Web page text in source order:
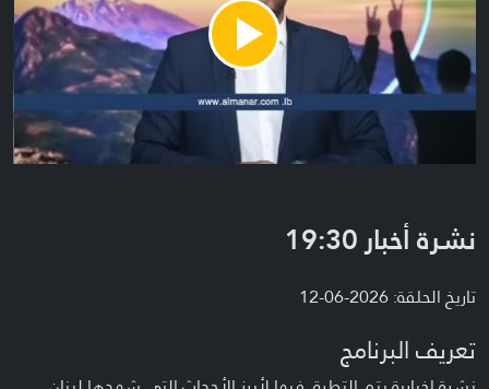
Play
Video
نشرة أخبار 19:30
تاريخ الحلقة: 2026-06-12
تعريف البرنامج